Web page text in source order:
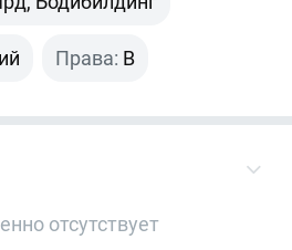
Права: B
отсутствует